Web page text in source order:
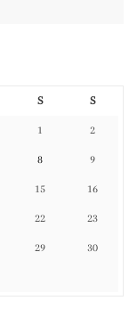
S S
1 2
8 9
15 16
22 23
29 30